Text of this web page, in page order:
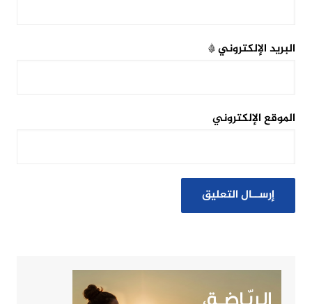
البريد الإلكتروني*
الموقع الإلكتروني